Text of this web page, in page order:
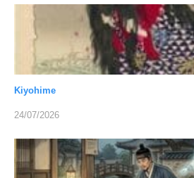
Kiyohime
24/07/2026